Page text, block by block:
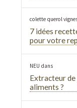
colette querol
7 idées
pour votre
NEU dans
Extracteur de
aliments ?